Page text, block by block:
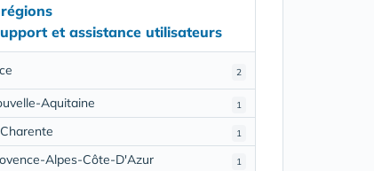
et assistance utilisateurs
2
1
Aquitaine
1
Charente
1
Alpes-Côte-D'Azur